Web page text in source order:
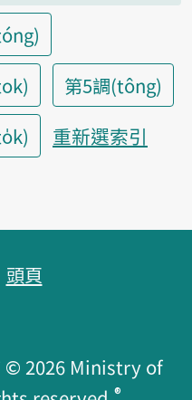
第5調(tông)
重新選索引
頭頁
© 2026 Ministry of
®